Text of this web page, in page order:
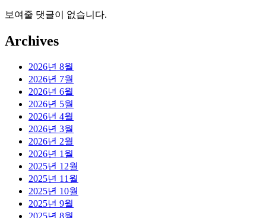
보여줄 댓글이 없습니다.
Archives
2026년 8월
2026년 7월
2026년 6월
2026년 5월
2026년 4월
2026년 3월
2026년 2월
2026년 1월
2025년 12월
2025년 11월
2025년 10월
2025년 9월
2025년 8월